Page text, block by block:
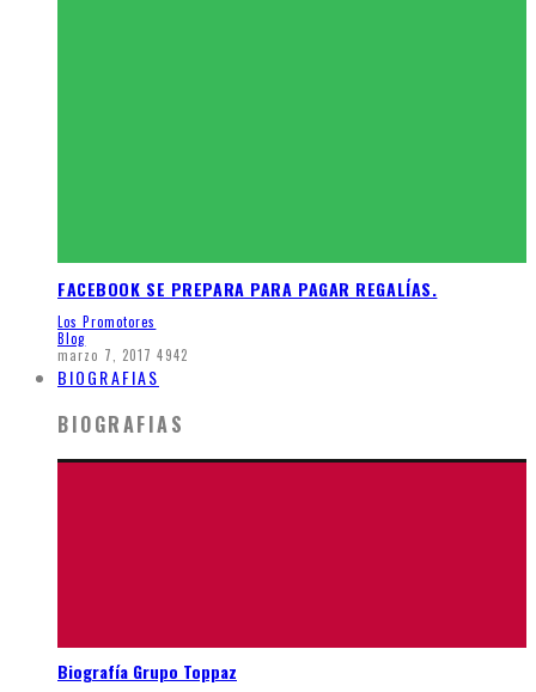
FACEBOOK SE PREPARA PARA PAGAR REGALÍAS.
Los Promotores
Blog
marzo 7, 2017 4942
BIOGRAFIAS
BIOGRAFIAS
Biografía Grupo Toppaz